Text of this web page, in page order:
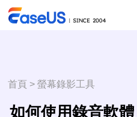
首頁 >螢幕錄影工具
如何使用錄音軟